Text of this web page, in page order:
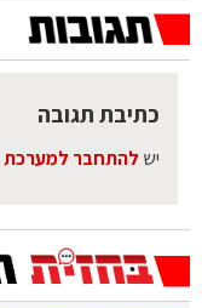
כתיבת תגובה
יש להתחבר למערכת